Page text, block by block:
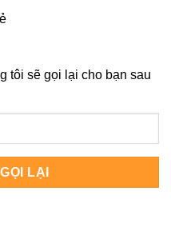
tôi sẽ gọi lại cho bạn sau